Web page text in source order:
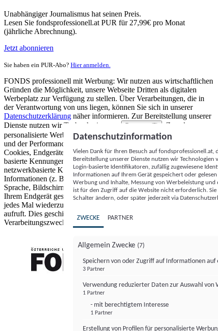
Unabhängiger Journalismus hat seinen Preis.
Lesen Sie fondsprofessionell.at PUR für 27,99€ pro Monat
(jährliche Abrechnung).
Jetzt abonnieren
Sie haben ein PUR-Abo? Hier anmelden.
FONDS professionell mit Werbung: Wir nutzen aus wirtschaftlichen
Gründen die Möglichkeit, unsere Webseite Dritten als digitalen
Werbeplatz zur Verfügung zu stellen. Über Verarbeitungen, die in
der Verantwortung von uns liegen, können Sie sich in unserer
Datenschutzerklärung näher informieren. Zur Bereitstellung unserer
Dienste nutzen wir Technologien von
Partnern (5)
. Zwecke:
personalisierte Werbung und Inhalte, Messung von Werbeleistung
und der Performance von Inhalten sowie Zielgruppenforschung.
Cookies, Endgeräte- oder ähnliche Online-Kennungen (z. B. login-
basierte Kennungen, zufällig generierte Kennungen,
netzwerkbasierte Kennungen) können zusammen mit anderen
Informationen (z. B. Browsertyp und Browserinformationen,
Sprache, Bildschirmgröße, unterstützte Technologien usw.) auf
Ihrem Endgerät gespeichert oder von dort ausgelesen werden, um es
jedes Mal wiederzuerkennen, wenn es eine App oder einer Webseite
aufruft. Dies geschieht für einen oder mehrere der hier aufgeführten
Verarbeitungszwecke.
Datenschutzinformation
Vielen Dank für Ihren Besuch auf
Bereitstellung unserer Dienste nutzen wir Technologien
Login-basierte Identifikatoren, zufällig zugewiesene
Informationen auf Ihrem Gerät gespeichert oder
Werbung und Inhalte, Messung von Werbeleistung
ist für den Zugriff auf die Website nicht erforderlich.
Schalter ändern, oder später jederzeit via
ZWECKE PARTNER
Allgemein Zwecke (7)
Speichern von oder Zugriff auf Informationen auf
3 Partner
Verwendung reduzierter Daten zur Auswahl von
1 Partner
- mit berechtigtem Interesse
1 Partner
Erstellung von Profilen für personalisierte
FONDS professionell